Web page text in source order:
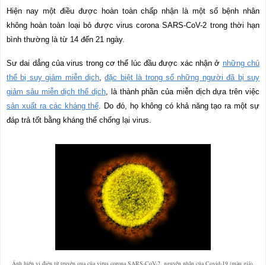
Hiện nay một điều được hoàn toàn chấp nhận là một số bệnh nhân
không hoàn toàn loại bỏ được virus corona SARS-CoV-2 trong thời hạn
bình thường là từ 14 đến 21 ngày.
Sư dai dẳng của virus trong cơ thể lúc đầu được xác nhận ở những chủ
thể bị suy giảm miễn dịch,đặc biệt là trong số những người đã bị suy
giảm sâu miễn dịch thể dịch, là thành phần của miễn dịch dựa trên việc
sản xuất ra các kháng thể. Do đó, họ không có khả năng tạo ra một sự
đáp trả tốt bằng kháng thể chống lại virus.
Ảnh hiển vi điện tử truyền qua của virus corona SARS-CoV-2, nguyên nhân của Covid-19 (màu giả).